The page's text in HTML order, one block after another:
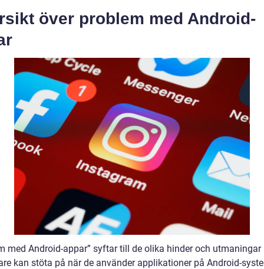
över problem med Android-
med Android-appar” syftar till de olika hinder och utmaningar
kan stöta på när de använder applikationer på Android-